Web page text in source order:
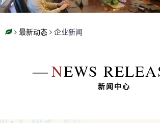
最新动态 企业新闻
―NEWS
新闻中心